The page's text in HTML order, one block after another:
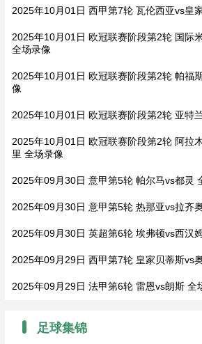
2025年10月01日 西甲第7轮 瓦伦西亚vs皇
2025年10月01日 欧冠联赛阶段第2轮 国际
全场录像
2025年10月01日 欧冠联赛阶段第2轮 帕福
像
2025年10月01日 欧冠联赛阶段第2轮 亚特
2025年10月01日 欧冠联赛阶段第2轮 阿拉
里 全场录像
2025年09月30日 意甲第5轮 帕尔马vs都灵
2025年09月30日 意甲第5轮 热那亚vs拉齐
2025年09月30日 英超第6轮 埃弗顿vs西汉
2025年09月29日 西甲第7轮 皇家贝蒂斯vs
2025年09月29日 法甲第6轮 雷恩vs朗斯 全
足球集锦